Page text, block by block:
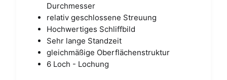
Durchmesser
relativ geschlossene Streuung
Hochwertiges Schliffbild
Sehr lange Standzeit
gleichmäßige Oberflächenstruktur
6 Loch - Lochung